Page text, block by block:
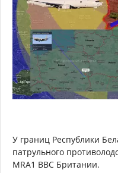
У границ Республики
патрульного
MRA1 ВВС Британии.